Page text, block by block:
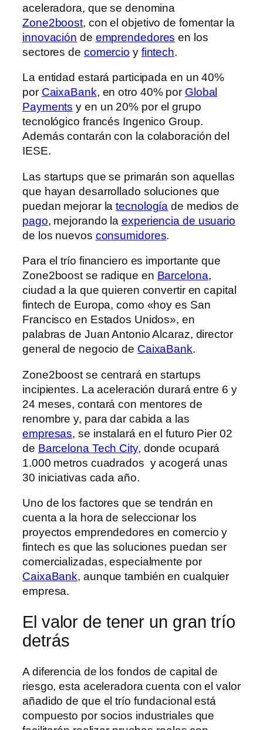
aceleradora, que se denomina
Zone2boost, con el objetivo de fomentar la
innovación de emprendedores en los
sectores de comercio y fintech.
La entidad estará participada en un 40%
por CaixaBank, en otro 40% por Global
Payments y en un 20% por el grupo
tecnológico francés Ingenico Group.
Además contarán con la colaboración del
IESE.
Las startups que se primarán son aquellas
que hayan desarrollado soluciones que
puedan mejorar latecnología de medios de
pago, mejorando laexperiencia de usuario
de los nuevos consumidores.
Para el trío financiero es importante que
Zone2boost se radique en Barcelona,
ciudad a la que quieren convertir en capital
fintech de Europa, como «hoy es San
Francisco en Estados Unidos», en
palabras de Juan Antonio Alcaraz, director
general de negocio de CaixaBank.
Zone2boost se centrará en startups
incipientes. La aceleración durará entre 6 y
24 meses, contará con mentores de
renombre y, para dar cabida a las
empresas, se instalará en el futuro Pier 02
de Barcelona Tech City, donde ocupará
1.000 metros cuadrados y acogerá unas
30 iniciativas cada año.
Uno de los factores que se tendrán en
cuenta a la hora de seleccionar los
proyectos emprendedores en comercio y
fintech es que las soluciones puedan ser
comercializadas, especialmente por
CaixaBank, aunque también en cualquier
empresa.
El valor de tener un gran trío
detrás
A diferencia de los fondos de capital de
riesgo, esta aceleradora cuenta con el valor
añadido de que el trío fundacional está
compuesto por socios industriales que